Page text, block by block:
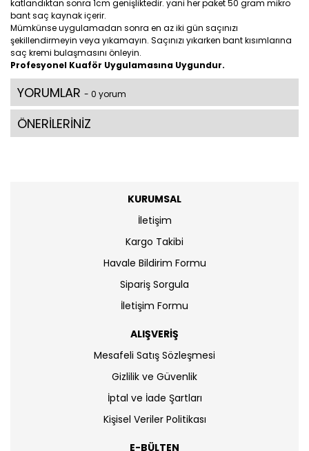
katlandıktan sonra 1cm genişliktedir. yani her paket 50 gram mikro
bant saç kaynak içerir.
Mümkünse uygulamadan sonra en az iki gün saçınızı
şekillendirmeyin veya yıkamayın. Saçınızı yıkarken bant kısımlarına
saç kremi bulaşmasını önleyin.
Profesyonel Kuaför Uygulamasına Uygundur.
YORUMLAR - 0 yorum
ÖNERİLERİNİZ
KURUMSAL
İletişim
Kargo Takibi
Havale Bildirim Formu
Sipariş Sorgula
İletişim Formu
ALIŞVERİŞ
Mesafeli Satış Sözleşmesi
Gizlilik ve Güvenlik
İptal ve İade Şartları
Kişisel Veriler Politikası
E-BÜLTEN